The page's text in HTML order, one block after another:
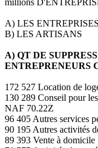
millions
A) LES
B) LES ARTISANS
A) QT DE
ENTREPRENEURS
172 527 Location de
130 289 Conseil pour
NAF 70.22Z
96 405 Autres services
90 195 Autres activités
89 393 Vente à